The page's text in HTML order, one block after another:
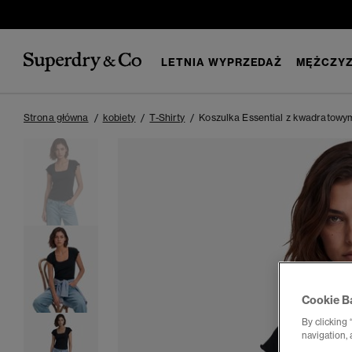
LETNIA WYPRZEDAŻ
Strona główna kobiety T-Shirty Koszulka Essential z
Cookie
By clicking
navigation,